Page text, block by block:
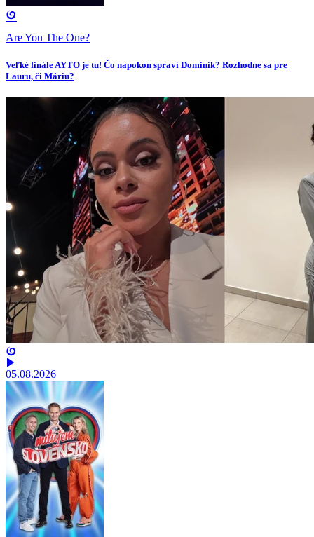
Are You The One?
Veľké finále AYTO je tu! Čo napokon spraví Dominik? Rozhodne sa pre
Lauru, či Máriu?
05.08.2026